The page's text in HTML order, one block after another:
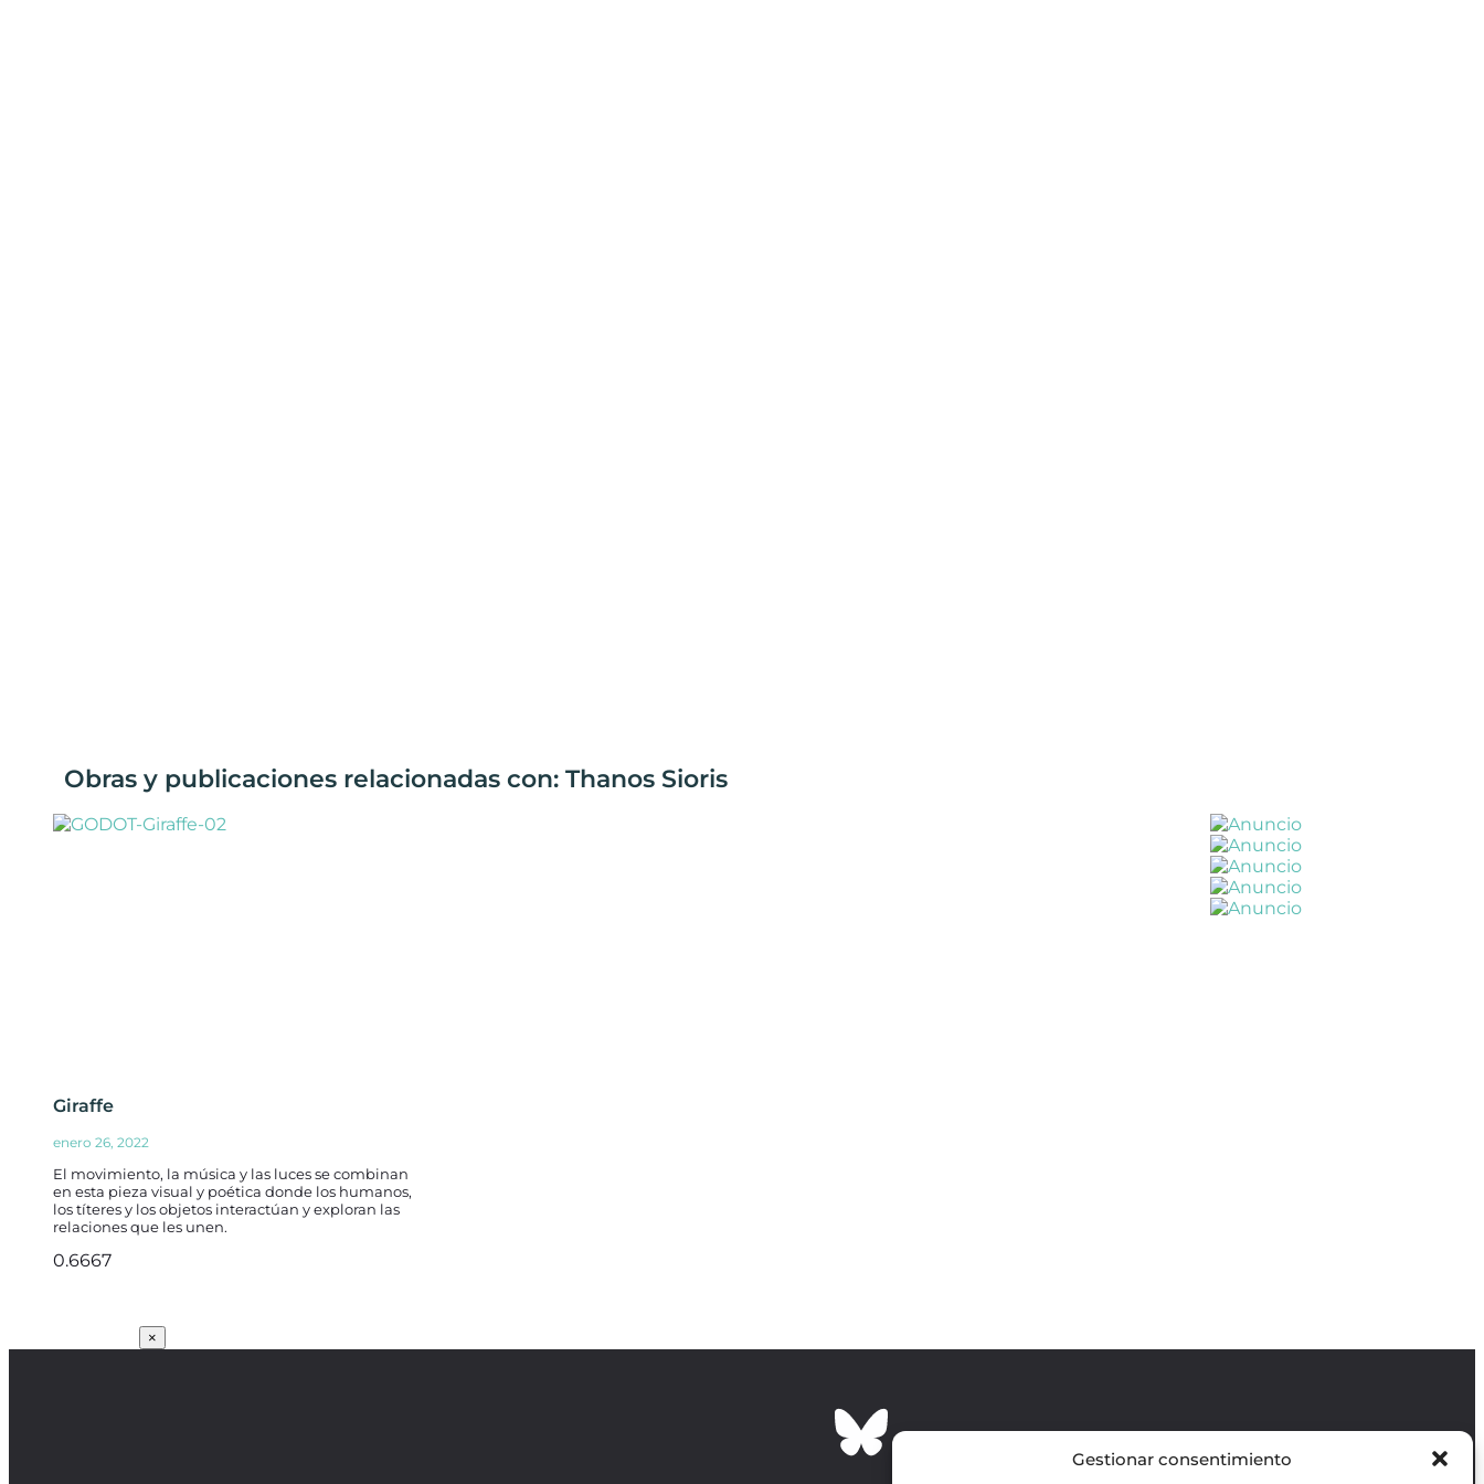
Gestionar consentimiento
Obras y publicaciones relacionadas con: Thanos Sioris
Giraffe
enero 26, 2022
El movimiento, la música y las luces se combinan
en esta pieza visual y poética donde los humanos,
los títeres y los objetos interactúan y exploran las
relaciones que les unen.
×
Revista GODOT
es una revista